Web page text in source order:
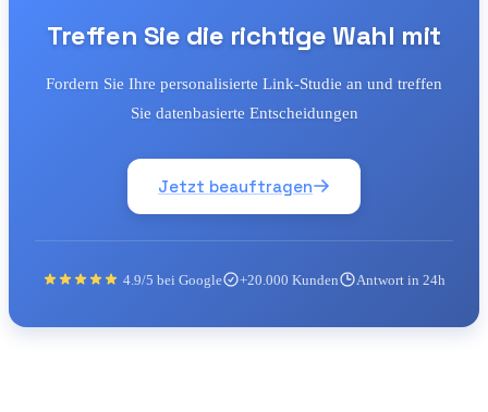
Treffen Sie die richtige Wahl mit
Fordern Sie Ihre personalisierte Link-Studie an und treffen
Sie datenbasierte Entscheidungen
Jetzt beauftragen
4.9/5 bei Google +20.000 Kunden Antwort in 24h